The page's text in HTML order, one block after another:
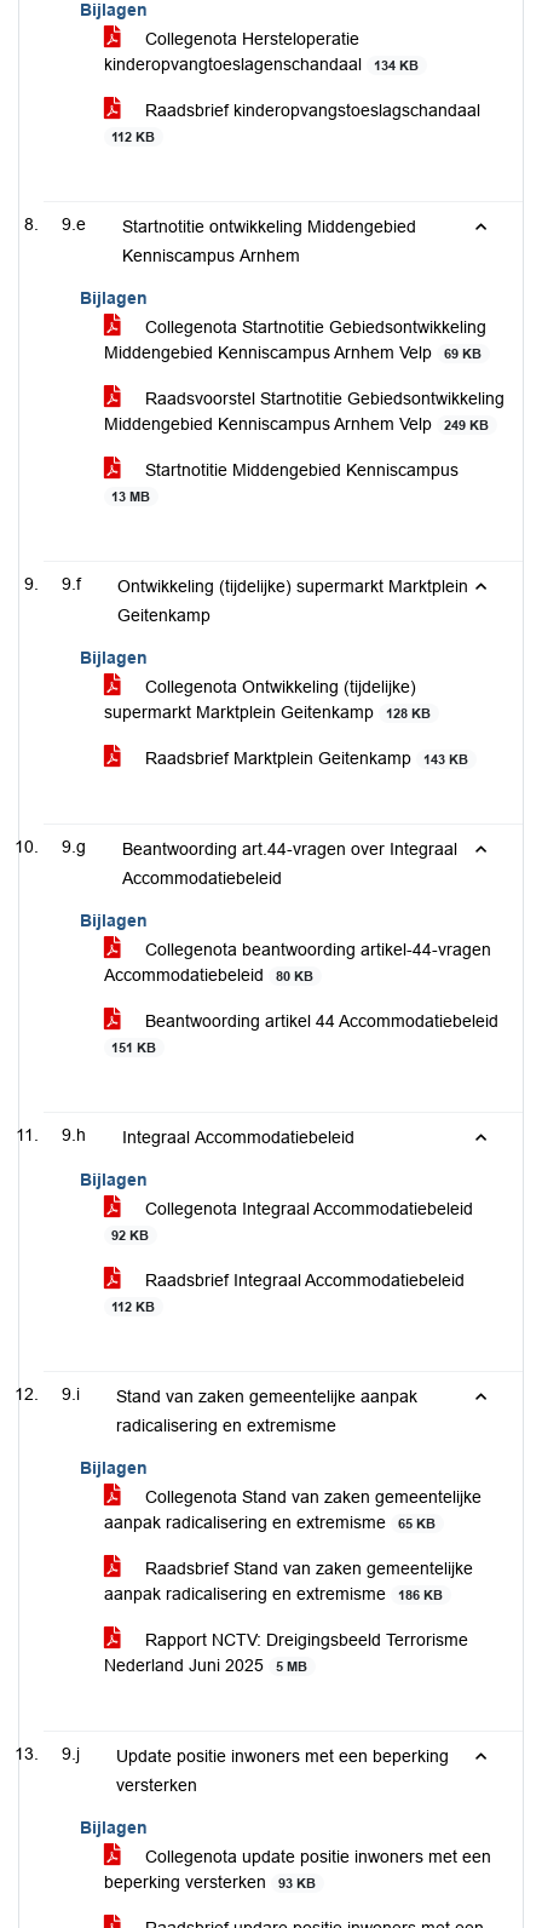
Bijlagen
Collegenota Hersteloperatie
kinderopvangtoeslagenschandaal
134 KB
Raadsbrief kinderopvangstoeslagschandaal
112 KB
9.e
Startnotitie ontwikkeling Middengebied
Kenniscampus Arnhem
Bijlagen
Collegenota Startnotitie Gebiedsontwikkeling
Middengebied Kenniscampus Arnhem Velp
69 KB
Raadsvoorstel Startnotitie Gebiedsontwikkeling
Middengebied Kenniscampus Arnhem Velp
249 KB
Startnotitie Middengebied Kenniscampus
13 MB
9.f
Ontwikkeling (tijdelijke) supermarkt Marktplein
Geitenkamp
Bijlagen
Collegenota Ontwikkeling (tijdelijke)
supermarkt Marktplein Geitenkamp
128 KB
Raadsbrief Marktplein Geitenkamp 143 KB
9.g
Beantwoording art.44-vragen over Integraal
Accommodatiebeleid
Bijlagen
Collegenota beantwoording artikel-44-vragen
Accommodatiebeleid
80 KB
Beantwoording artikel 44 Accommodatiebeleid
151 KB
9.h Integraal Accommodatiebeleid
Bijlagen
Collegenota Integraal Accommodatiebeleid
92 KB
Raadsbrief Integraal Accommodatiebeleid
112 KB
9.i
Stand van zaken gemeentelijke aanpak
radicalisering en extremisme
Bijlagen
Collegenota Stand van zaken gemeentelijke
aanpak radicalisering en extremisme
65 KB
Raadsbrief Stand van zaken gemeentelijke
aanpak radicalisering en extremisme
186 KB
Rapport NCTV: Dreigingsbeeld Terrorisme
Nederland Juni 2025
5 MB
9.j
Update positie inwoners met een beperking
versterken
Bijlagen
Collegenota update positie inwoners met een
beperking versterken
93 KB